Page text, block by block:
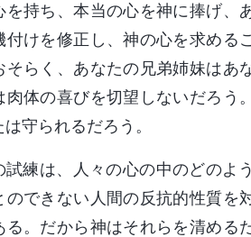
を持ち、本当の心を神に捧げ、
付けを修正し、神の心を求める
そらく、あなたの兄弟姉妹はあ
肉体の喜びを切望しないだろ
守られるだろう。
試練は、人々の心の中のどのよ
のできない人間の反抗的性質
る。だから神はそれらを清める